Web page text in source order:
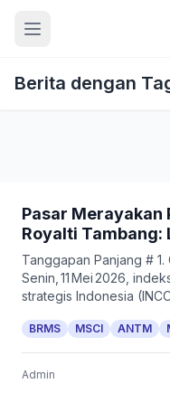
Berita dengan
Pasar Merayakan
Royalti Tambang:
Tanggapan Panjang #
Senin, 11 Mei 2026,
strategis Indonesia
BRMS MSCI ANTM
Admin